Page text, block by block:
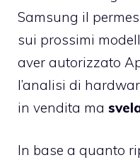
Samsung il
sui prossimi
aver autorizzato
l’analisi di
in vendita ma
In base a quanto